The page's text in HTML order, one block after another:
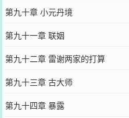
第九十章 小元丹境
第九十一章 联姻
第九十二章 雷谢两家的打算
第九十三章 古大师
第九十四章 暴露